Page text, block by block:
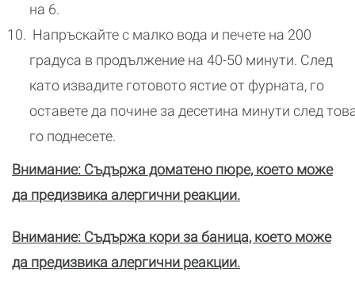
на 6.
Напръскайте с малко вода и печете на 200
градуса в продължение на 40-50 минути. След
като извадите готовото ястие от фурната, го
оставете да почине за десетина минути след
го поднесете.
Внимание: Съдържа доматено пюре, което може
да предизвика алергични реакции.
Внимание: Съдържа кори за баница, което може
да предизвика алергични реакции.